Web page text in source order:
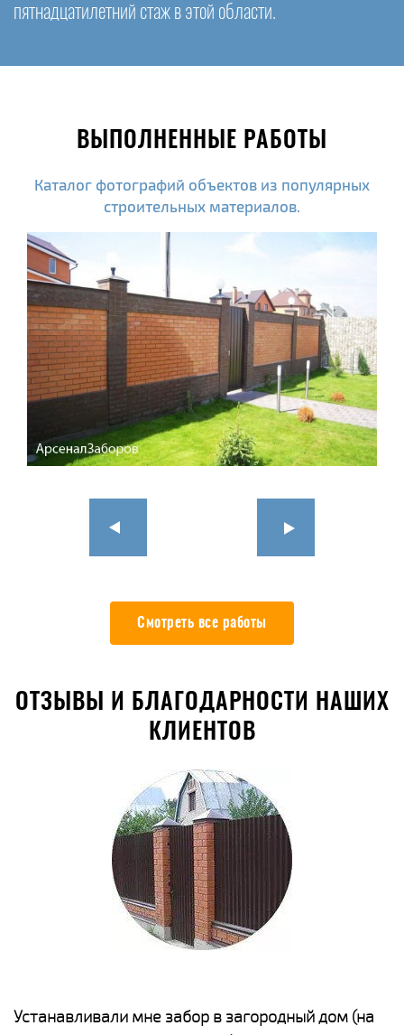
пятнадцатилетний стаж в этой области.
ВЫПОЛНЕННЫЕ РАБОТЫ
Каталог фотографий объектов из популярных
строительных материалов.
Смотреть все работы
ОТЗЫВЫ И БЛАГОДАРНОСТИ НАШИХ
КЛИЕНТОВ
Устанавливали мне забор в загородный дом (на